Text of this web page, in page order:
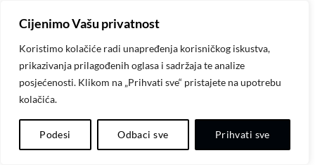
Cijenimo Vašu privatnost
Koristimo kolačiće radi unapređenja korisničkog iskustva,
prikazivanja prilagođenih oglasa i sadržaja te analize
posjećenosti. Klikom na „Prihvati sve“ pristajete na upotrebu
kolačića.
Podesi Odbaci sve Prihvati sve
content
POČETNA / ČETKE ZA KOSU